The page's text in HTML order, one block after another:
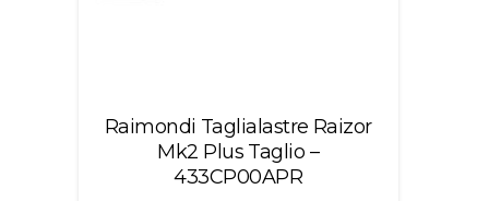
Raimondi Taglialastre Raizor
Mk2 Plus Taglio –
433CP00APR